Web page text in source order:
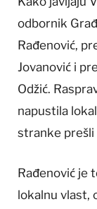
odbornik
Rađenović,
Jovanović i
Odžić.
napustila
stranke prešli
Rađenović je
lokalnu vlast,